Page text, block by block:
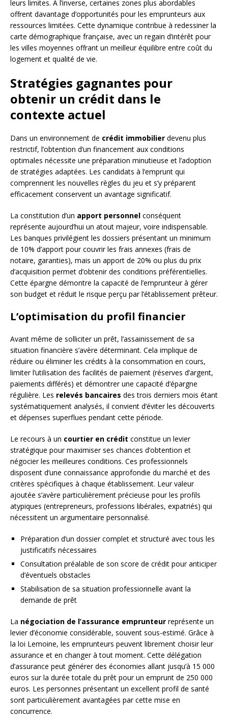
leurs limites. À l’inverse, certaines zones plus abordables
offrent davantage d’opportunités pour les emprunteurs aux
ressources limitées. Cette dynamique contribue à redessiner la
carte démographique française, avec un regain d’intérêt pour
les villes moyennes offrant un meilleur équilibre entre coût du
logement et qualité de vie.
Stratégies gagnantes pour
obtenir un crédit dans le
contexte actuel
Dans un environnement de crédit immobilier devenu plus
restrictif, l’obtention d’un financement aux conditions
optimales nécessite une préparation minutieuse et l’adoption
de stratégies adaptées. Les candidats à l’emprunt qui
comprennent les nouvelles règles du jeu et s’y préparent
efficacement conservent un avantage significatif.
La constitution d’un apport personnel conséquent
représente aujourd’hui un atout majeur, voire indispensable.
Les banques privilégient les dossiers présentant un minimum
de 10% d’apport pour couvrir les frais annexes (frais de
notaire, garanties), mais un apport de 20% ou plus du prix
d’acquisition permet d’obtenir des conditions préférentielles.
Cette épargne démontre la capacité de l’emprunteur à gérer
son budget et réduit le risque perçu par l’établissement prêteur.
L’optimisation du profil financier
Avant même de solliciter un prêt, l’assainissement de sa
situation financière s’avère déterminant. Cela implique de
réduire ou éliminer les crédits à la consommation en cours,
limiter l’utilisation des facilités de paiement (réserves d’argent,
paiements différés) et démontrer une capacité d’épargne
régulière. Les relevés bancaires des trois derniers mois étant
systématiquement analysés, il convient d’éviter les découverts
et dépenses superflues pendant cette période.
Le recours à un courtier en crédit constitue un levier
stratégique pour maximiser ses chances d’obtention et
négocier les meilleures conditions. Ces professionnels
disposent d’une connaissance approfondie du marché et des
critères spécifiques à chaque établissement. Leur valeur
ajoutée s’avère particulièrement précieuse pour les profils
atypiques (entrepreneurs, professions libérales, expatriés) qui
nécessitent un argumentaire personnalisé.
Préparation d’un dossier complet et structuré avec tous les
justificatifs nécessaires
Consultation préalable de son score de crédit pour anticiper
d’éventuels obstacles
Stabilisation de sa situation professionnelle avant la
demande de prêt
La négociation de l’assurance emprunteur représente un
levier d’économie considérable, souvent sous-estimé. Grâce à
la loi Lemoine, les emprunteurs peuvent librement choisir leur
assurance et en changer à tout moment. Cette délégation
d’assurance peut générer des économies allant jusqu’à 15 000
euros sur la durée totale du prêt pour un emprunt de 250 000
euros. Les personnes présentant un excellent profil de santé
sont particulièrement avantagées par cette mise en
concurrence.